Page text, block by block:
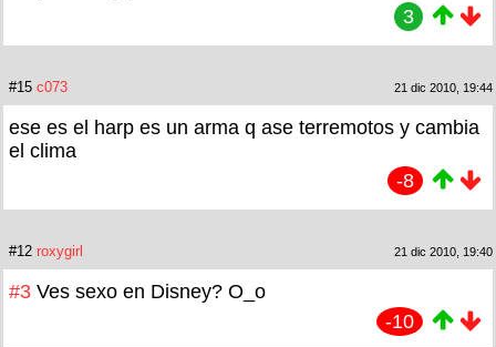
3
#15 c073 21 dic 2010, 19:44
ese es el harp es un arma q ase terremotos y cambia
el clima
-8
#12 roxygirl 21 dic 2010, 19:40
#3 Ves sexo en Disney? O_o
-10